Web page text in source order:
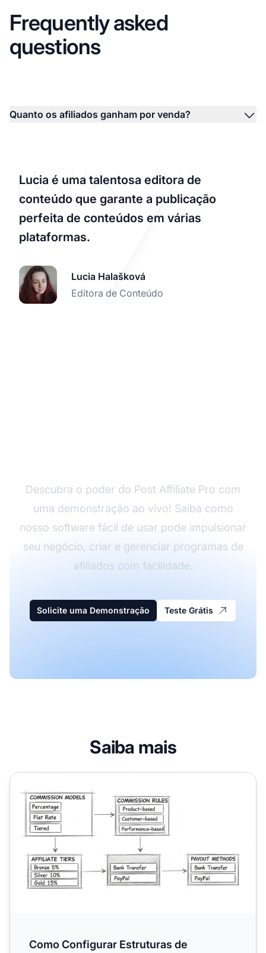
Frequently asked
questions
Quanto os afiliados ganham por venda?
Lucia é uma talentosa editora de
conteúdo que garante a publicação
perfeita de conteúdos em várias
plataformas.
Lucia Halašková
Editora de Conteúdo
Descubra o poder do Post Affiliate Pro com
uma demonstração ao vivo! Saiba como
nosso software fácil de usar pode impulsionar
seu negócio, criar e gerenciar programas de
afiliados com facilidade.
Solicite uma Demonstração Teste Grátis
Saiba mais
Como Configurar Estruturas de Comissão
Como Configurar Estruturas de